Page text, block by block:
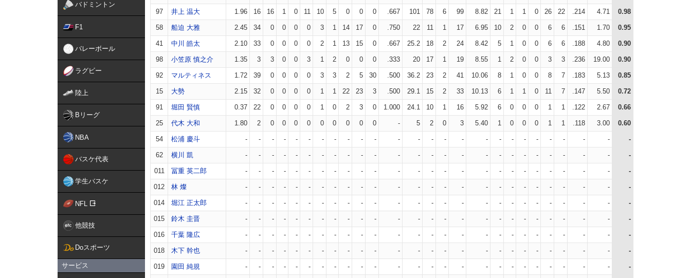
バドミントン
F1
バレーボール
ラグビー
陸上
Bリーグ
NBA
バスケ代表
学生バスケ
NFL
他競技
Doスポーツ
サービス
97 井上 温大 1.96 16 16 1 0 11 10 5 0 0 0 .667 101 78 6 99 8.82 21 1 1 0 26 22 .214 4.71 0.98
58 船迫 大雅 2.45 34 0 0 0 0 3 1 14 17 0 .750 22 11 1 17 6.95 10 2 0 0 6 6 .151 1.70 0.95
41 中川 皓太 2.10 33 0 0 0 0 2 1 13 15 0 .667 25.2 18 2 24 8.42 5 1 0 0 6 6 .188 4.80 0.90
98 小笠原 慎之介 1.35 3 3 0 0 3 1 2 0 0 0 .333 20 17 1 19 8.55 1 2 0 0 3 3 .236 19.00 0.90
92 マルティネス 1.72 39 0 0 0 0 3 3 2 5 30 .500 36.2 23 2 41 10.06 8 1 0 0 8 7 .183 5.13 0.85
15 大勢 2.15 32 0 0 0 0 1 1 22 23 3 .500 29.1 15 2 33 10.13 6 1 1 0 11 7 .147 5.50 0.72
91 堀田 賢慎 0.37 22 0 0 0 0 1 0 2 3 0 1.000 24.1 10 1 16 5.92 6 0 0 0 1 1 .122 2.67 0.66
25 代木 大和 1.80 2 0 0 0 0 0 0 0 0 0 - 5 2 0 3 5.40 1 0 0 0 1 1 .118 3.00 0.60
54 松浦 慶斗 - - - - - - - - - - - - - - - - - - - - - - - - - -
62 横川 凱 - - - - - - - - - - - - - - - - - - - - - - - - - -
011 冨重 英二郎 - - - - - - - - - - - - - - - - - - - - - - - - - -
012 林 燦 - - - - - - - - - - - - - - - - - - - - - - - - - -
014 堀江 正太郎 - - - - - - - - - - - - - - - - - - - - - - - - - -
015 鈴木 圭晋 - - - - - - - - - - - - - - - - - - - - - - - - - -
016 千葉 隆広 - - - - - - - - - - - - - - - - - - - - - - - - - -
018 木下 幹也 - - - - - - - - - - - - - - - - - - - - - - - - - -
019 園田 純規 - - - - - - - - - - - - - - - - - - - - - - - - - -